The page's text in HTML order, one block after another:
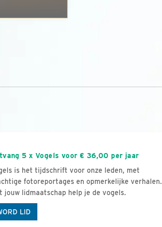
5 x Vogels voor € 36,00 per jaar
is het tijdschrift voor onze leden, met
fotoreportages en opmerkelijke verhalen.
jouw lidmaatschap help je de vogels.
LID